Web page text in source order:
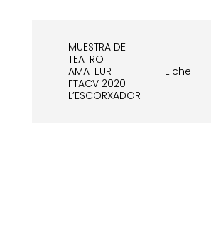
MUESTRA DE
TEATRO
AMATEUR
FTACV 2020
L’ESCORXADOR
Elche